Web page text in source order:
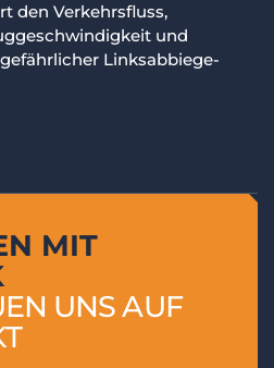
den Verkehrsfluss,
und
Linksabbiege-
N MIT
EN UNSAUF
T